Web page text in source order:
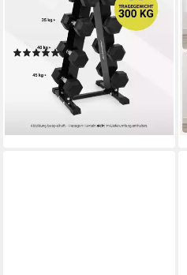
Belastbarkeit Hantelständer
Hantelablage
(1)
UVP110,00 €
lieferbar - in 2-3 Werktagen bei dir